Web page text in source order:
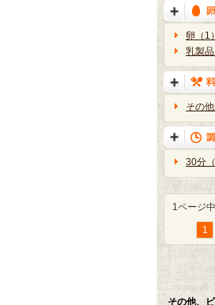
卵（1）
乳製品
その他
30分（
1ページ
1
その他、